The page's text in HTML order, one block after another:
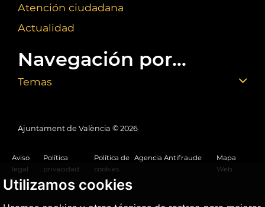
Utilizamos cookies
Atención ciudadana
Actualidad
Navegación por...
Temas
Ajuntament de València © 2026
Aviso
legal
Política
privacidad
Política de
cookies
Agencia Antifraude
Mapa
Web